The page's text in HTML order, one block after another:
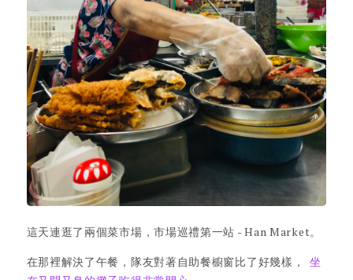
這天連逛了兩個菜市場，市場巡禮第一站 - Han Market。
在那裡解決了午餐，隊友對著自助餐櫥窗比了好幾樣，
坐